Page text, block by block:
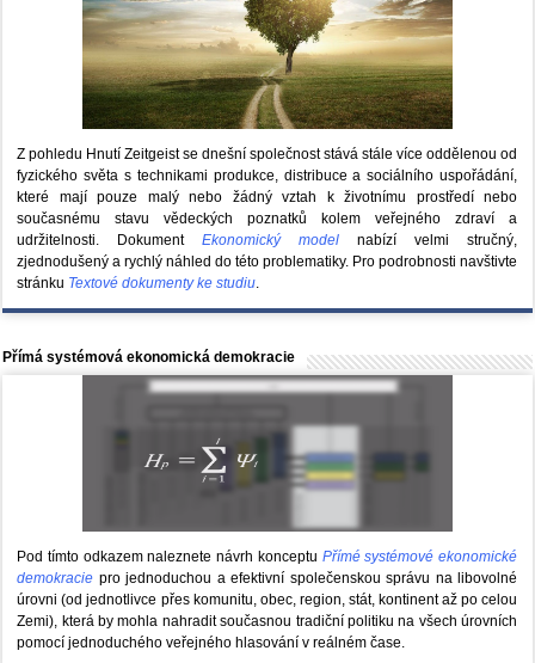
Z pohledu Hnutí Zeitgeist se dnešní společnost stává stále více oddělenou od
fyzického světa s technikami produkce, distribuce a sociálního uspořádání,
které mají pouze malý nebo žádný vztah k životnímu prostředí nebo
současnému stavu vědeckých poznatků kolem veřejného zdraví a
udržitelnosti. DokumentEkonomický model nabízí velmi stručný,
zjednodušený a rychlý náhled do této problematiky. Pro podrobnosti navštivte
stránku Textové dokumenty ke studiu.
Přímá systémová ekonomická demokracie
Pod tímto odkazem naleznete návrh konceptu Přímé systémové ekonomické
demokracie pro jednoduchou a efektivní společenskou správu na libovolné
úrovni (od jednotlivce přes komunitu, obec, region, stát, kontinent až po celou
Zemi), která by mohla nahradit současnou tradiční politiku na všech úrovních
pomocí jednoduchého veřejného hlasování v reálném čase.